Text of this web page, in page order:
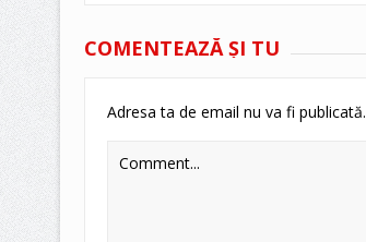
COMENTEAZĂ ŞI TU
Adresa ta de email nu va fi publicată.